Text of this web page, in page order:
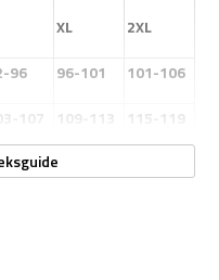
XL
2XL
96 96-101
101-106
107 109-113
115-119
83